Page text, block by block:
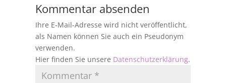
Kommentar absenden
Ihre E-Mail-Adresse wird nicht veröffentlicht,
als Namen können Sie auch ein Pseudonym
verwenden.
Hier finden Sie unsere Datenschutzerklärung.